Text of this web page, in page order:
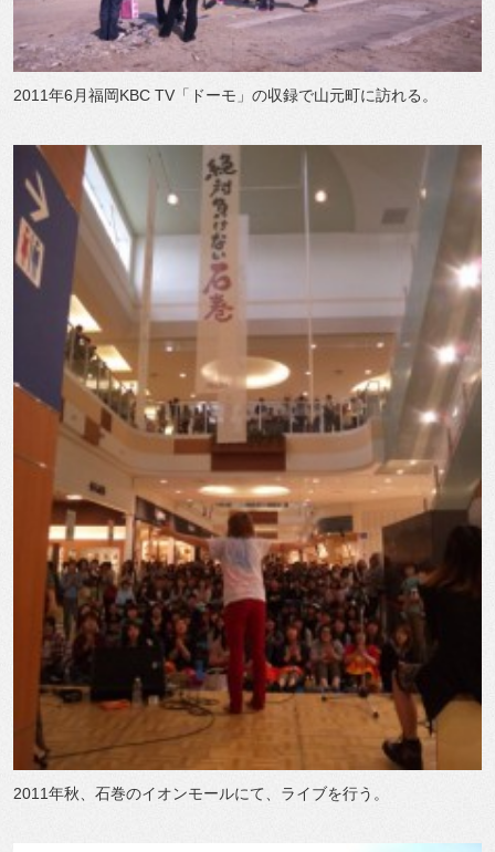
2011年6月福岡KBC TV「ドーモ」の収録で山元町に訪れる。
2011年秋、石巻のイオンモールにて、ライブを行う。